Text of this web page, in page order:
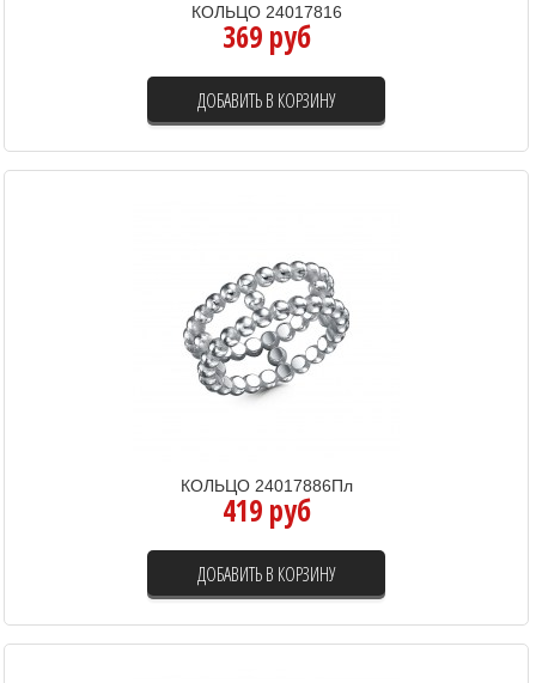
КОЛЬЦО 24017816
369 руб
ДОБАВИТЬ В КОРЗИНУ
КОЛЬЦО 24017886Пл
419 руб
ДОБАВИТЬ В КОРЗИНУ